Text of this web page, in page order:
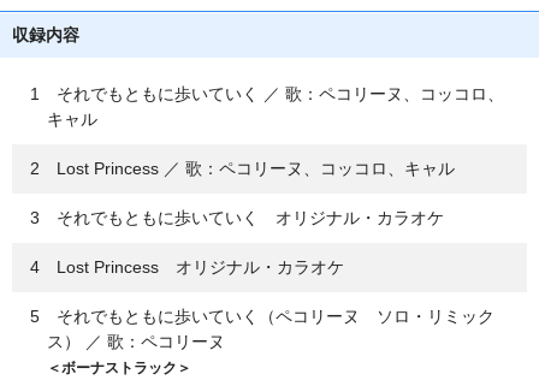
収録内容
1 それでもともに歩いていく ／ 歌：ペコリーヌ、コッコロ、
キャル
2 Lost Princess ／ 歌：ペコリーヌ、コッコロ、キャル
3 それでもともに歩いていく オリジナル・カラオケ
4 Lost Princess オリジナル・カラオケ
5 それでもともに歩いていく（ペコリーヌ ソロ・リミック
ス） ／ 歌：ペコリーヌ
＜ボーナストラック＞